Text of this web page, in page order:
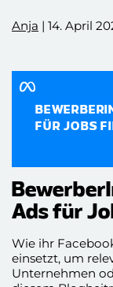
euch nutzen
wir für euch
Anja | 14. April
FÜR JOBS
Ads für
Wie ihr
einsetzt, um
Unternehmen